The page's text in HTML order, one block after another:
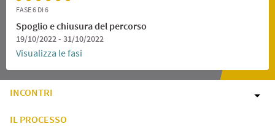
FASE 6 DI 6
Spoglio e chiusura del percorso
19/10/2022 - 31/10/2022
Visualizza le fasi
INCONTRI
IL PROCESSO